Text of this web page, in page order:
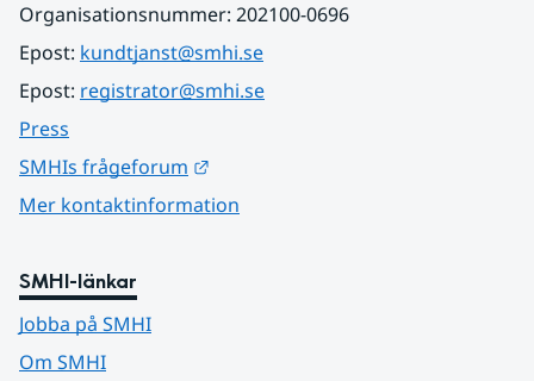
Organisationsnummer: 202100-0696
Epost: kundtjanst@smhi.se
Epost: registrator@smhi.se
Press
SMHIs frågeforum
Mer kontaktinformation
SMHI-länkar
Jobba på SMHI
Om SMHI